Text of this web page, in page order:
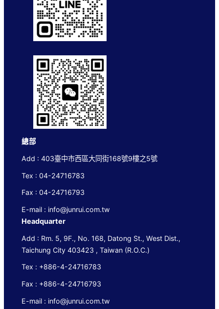
總部
Add : 403臺中市西區大同街168號9樓之5號
Tex : 04-24716783
Fax : 04-24716793
E-mail : info@junrui.com.tw
Headquarter
Add : Rm. 5, 9F., No. 168, Datong St., West Dist.,
Taichung City 403423 , Taiwan (R.O.C.)
Tex : +886-4-24716783
Fax : +886-4-24716793
E-mail : info@junrui.com.tw